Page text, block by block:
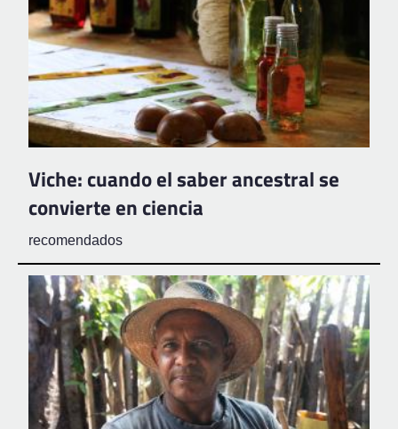
Viche: cuando el saber ancestral se
convierte en ciencia
recomendados